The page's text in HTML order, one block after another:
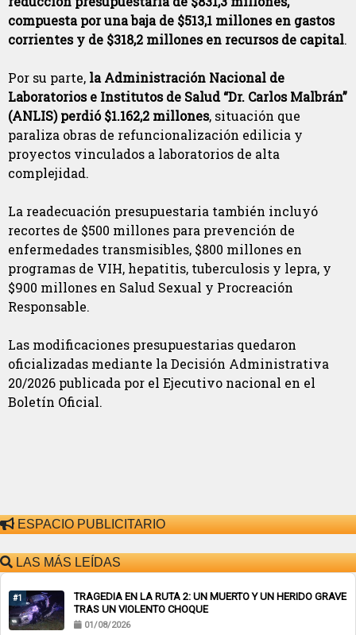
compuesta por una baja de $513,1 millones en gastos
corrientes y de $318,2 millones en recursos de capital.
Por su parte, la Administración Nacional de
Laboratorios e Institutos de Salud “Dr. Carlos Malbrán”
(ANLIS) perdió $1.162,2 millones, situación que
paraliza obras de refuncionalización edilicia y
proyectos vinculados a laboratorios de alta
complejidad.
La readecuación presupuestaria también incluyó
recortes de $500 millones para prevención de
enfermedades transmisibles, $800 millones en
programas de VIH, hepatitis, tuberculosis y lepra, y
$900 millones en Salud Sexual y Procreación
Responsable.
Las modificaciones presupuestarias quedaron
oficializadas mediante la Decisión Administrativa
20/2026 publicada por el Ejecutivo nacional en el
Boletín Oficial.
ESPACIO PUBLICITARIO
LAS MÁS LEÍDAS
#1
TRAGEDIA EN LA RUTA 2: UN MUERTO Y UN HERIDO GRAVE
TRAS UN VIOLENTO CHOQUE
01/08/2026